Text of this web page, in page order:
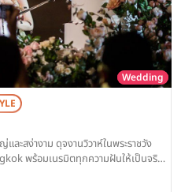
Wedding
ะสง่างาม ดุจงานวิวาห์ในพระราชวัง
พร้อมเนรมิตทุกความฝันให้เป็นจริง
ด้สูงสุดถึง 1,500 ท่าน ผสานการ
อสร้างสรรค์ค่ำคืนแห่งความทรงจำที่